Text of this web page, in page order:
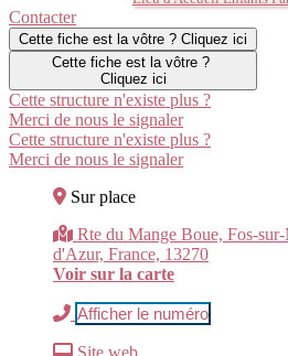
Contacter
Cette fiche est la vôtre ? Cliquez ici
Cette fiche est la vôtre ?
Cliquez ici
Cette structure n'existe plus ?
Merci de nous le signaler
Cette structure n'existe plus ?
Merci de nous le signaler
Sur place
Rte du Mange Boue, Fos-
d'Azur, France, 13270
Voir sur la carte
Afficher le numéro
Site web